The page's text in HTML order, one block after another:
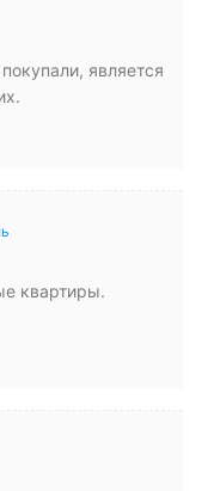
является
квартиры.